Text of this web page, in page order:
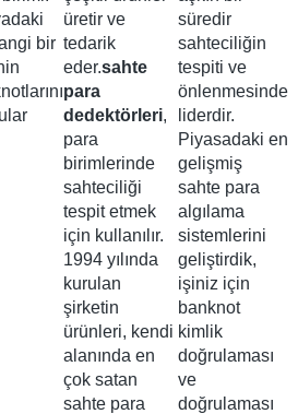
bir
üretir ve
tedarik
eder.sahte
para
dedektörleri,
para
birimlerinde
sahteciliği
tespit etmek
için kullanılır.
1994 yılında
kurulan
şirketin
ürünleri, kendi
alanında en
çok satan
sahte para
süredir
sahteciliğin
tespiti ve
önlenmesinde
liderdir.
Piyasadaki en
gelişmiş
sahte para
algılama
sistemlerini
geliştirdik,
işiniz için
banknot
kimlik
doğrulaması
ve
doğrulaması